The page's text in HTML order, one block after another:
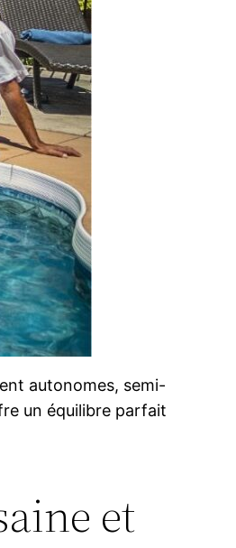
autonomes, semi-
un équilibre parfait
et